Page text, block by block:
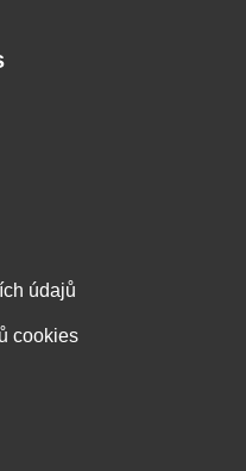
údajů
cookies